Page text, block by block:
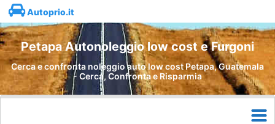
Autoprio.it
Petapa Autonoleggio low cost e Furgoni
Cerca e confronta noleggio auto low cost Petapa, Guatemala
- Cerca, Confronta e Risparmia